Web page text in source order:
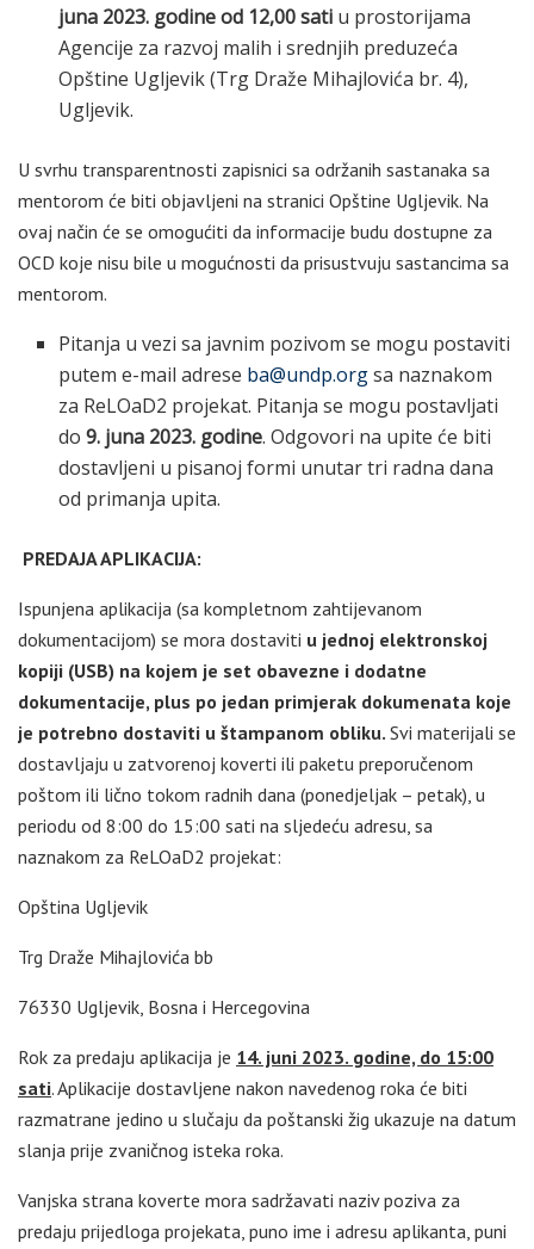
juna 2023. godine od 12,00 sati u prostorijama
Agencije za razvoj malih i srednjih preduzeća
Opštine Ugljevik (Trg Draže Mihajlovića br. 4),
Ugljevik.
U svrhu transparentnosti zapisnici sa održanih sastanaka sa
mentorom će biti objavljeni na stranici Opštine Ugljevik. Na
ovaj način će se omogućiti da informacije budu dostupne za
OCD koje nisu bile u mogućnosti da prisustvuju sastancima sa
mentorom.
Pitanja u vezi sa javnim pozivom se mogu postaviti
putem e-mail adrese ba@undp.orgsa naznakom
za ReLOaD2 projekat. Pitanja se mogu postavljati
do9. juna 2023. godine. Odgovori na upite će biti
dostavljeni u pisanoj formi unutar tri radna dana
od primanja upita.
PREDAJA APLIKACIJA:
Ispunjena aplikacija (sa kompletnom zahtijevanom
dokumentacijom) se mora dostaviti u jednoj elektronskoj
kopiji (USB) na kojem je set obavezne i dodatne
dokumentacije, plus po jedan primjerak dokumenata koje
je potrebno dostaviti u štampanom obliku. Svi materijali se
dostavljaju u zatvorenoj koverti ili paketu preporučenom
poštom ili lično tokom radnih dana (ponedjeljak – petak), u
periodu od 8:00 do 15:00 sati na sljedeću adresu, sa
naznakom za ReLOaD2 projekat:
Opština Ugljevik
Trg Draže Mihajlovića bb
76330 Ugljevik, Bosna i Hercegovina
Rok za predaju aplikacija je 14. juni 2023. godine, do 15:00
sati. Aplikacije dostavljene nakon navedenog roka će biti
razmatrane jedino u slučaju da poštanski žig ukazuje na datum
slanja prije zvaničnog isteka roka.
Vanjska strana koverte mora sadržavati naziv poziva za
predaju prijedloga projekata, puno ime i adresu aplikanta, puni